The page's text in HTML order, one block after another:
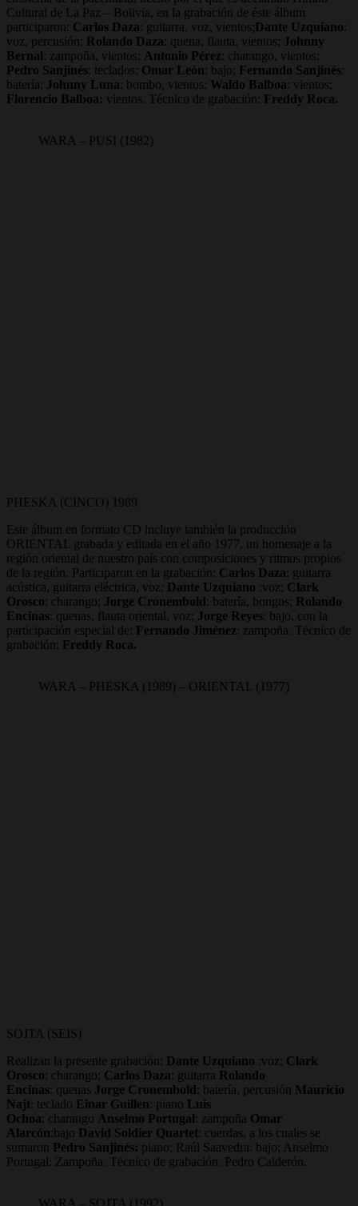
Cultural de La Paz – Bolivia, en la grabación de éste álbum
participaron: Carlos Daza: guitarra, voz, vientos;Dante Uzquiano:
voz, percusión; Rolando Daza: quena, flauta, vientos; Johnny
Bernal: zampoña, vientos; Antonio Pérez: charango, vientos;
Pedro Sanjinés: teclados; Omar León: bajo; Fernando Sanjinés:
batería; Johnny Luna: bombo, vientos; Waldo Balboa: vientos;
Florencio Balboa: vientos. Técnico de grabación: Freddy Roca.
WARA – PUSI (1982)
PHESKA (CINCO) 1989
Este álbum en formato CD incluye también la producción
ORIENTAL grabada y editada en el año 1977, un homenaje a la
región oriental de nuestro país con composiciones y ritmos propios
de la región. Participaron en la grabación: Carlos Daza: guitarra
acústica, guitarra eléctrica, voz; Dante Uzquiano :voz; Clark
Orosco: charango; Jorge Cronembold: batería, bongos; Rolando
Encinas: quenas, flauta oriental, voz; Jorge Reyes: bajo, con la
participación especial de: Fernando Jiménez: zampoña. Técnico de
grabación: Freddy Roca.
WARA – PHESKA (1989) – ORIENTAL (1977)
SOJTA (SEIS)
Realizan la presente grabación: Dante Uzquiano :voz; Clark
Orosco: charango; Carlos Daza: guitarra Rolando
Encinas: quenas Jorge Cronembold: batería, percusión Mauricio
Najt: teclado Einar Guillen: piano Luis
Ochoa: charango Anselmo Portugal: zampoña Omar
Alarcón:bajo David Soldier Quartet: cuerdas, a los cuales se
sumaron Pedro Sanjinés: piano; Raúl Saavedra: bajo; Anselmo
Portugal: Zampoña. Técnico de grabación. Pedro Calderón.
WARA – SOJTA (1992)